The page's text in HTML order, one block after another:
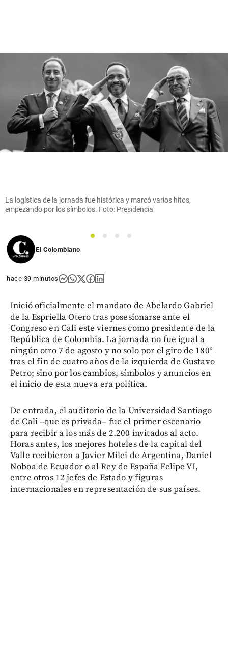
La logística de la jornada fue histórica y marcó varios hitos,
empezando por los símbolos. Foto: Presidencia
1 2 3
4
El Colombiano
hace 39 minutos
Inició oficialmente el mandato de Abelardo Gabriel
de la Espriella Otero tras posesionarse ante el
Congreso en Cali este viernes como presidente de la
República de Colombia. La jornada no fue igual a
ningún otro 7 de agosto y no solo por el giro de 180°
tras el fin de cuatro años de la izquierda de Gustavo
Petro; sino por los cambios, símbolos y anuncios en
el inicio de esta nueva era política.
De entrada, el auditorio de la Universidad Santiago
de Cali –que es privada– fue el primer escenario
para recibir a los más de 2.200 invitados al acto.
Horas antes, los mejores hoteles de la capital del
Valle recibieron a Javier Milei de Argentina, Daniel
Noboa de Ecuador o al Rey de España Felipe VI,
entre otros 12 jefes de Estado y figuras
internacionales en representación de sus países.